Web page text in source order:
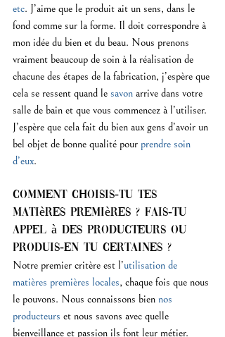
etc. J’aime que le produit ait un sens, dans le
fond comme sur la forme. Il doit correspondre à
mon idée du bien et du beau. Nous prenons
vraiment beaucoup de soin à la réalisation de
chacune des étapes de la fabrication, j’espère que
cela se ressent quand le savon arrive dans votre
salle de bain et que vous commencez à l’utiliser.
J’espère que cela fait du bien aux gens d’avoir un
bel objet de bonne qualité pour prendre soin
d’eux.
Comment choisis-tu tes
matières premières ? Fais-tu
appel à des producteurs ou
produis-en tu certaines ?
Notre premier critère est l’utilisation de
matières premières locales, chaque fois que nous
le pouvons. Nous connaissons bien nos
producteurs et nous savons avec quelle
bienveillance et passion ils font leur métier.